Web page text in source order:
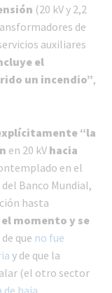
(20 kV y 2,2
de
auxiliares
el
un incendio”,
“la
en 20 kV hacia
en el
Banco Mundial,
hasta
momento y se
que no fue
y de que la
(el otro sector